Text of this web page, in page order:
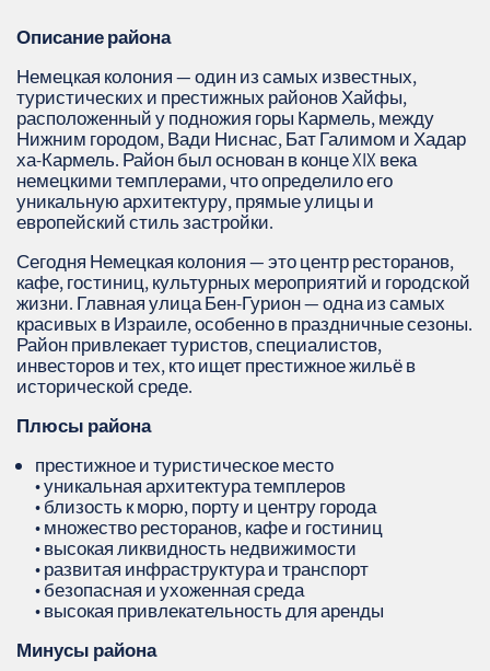
Описание района
Немецкая колония — один из самых известных,
туристических и престижных районов Хайфы,
расположенный у подножия горы Кармель, между
Нижним городом, Вади Ниснас, Бат Галимом и Хадар
ха‑Кармель. Район был основан в конце XIX века
немецкими темплерами, что определило его
уникальную архитектуру, прямые улицы и
европейский стиль застройки.
Сегодня Немецкая колония — это центр ресторанов,
кафе, гостиниц, культурных мероприятий и городской
жизни. Главная улица Бен‑Гурион — одна из самых
красивых в Израиле, особенно в праздничные сезоны.
Район привлекает туристов, специалистов,
инвесторов и тех, кто ищет престижное жильё в
исторической среде.
Плюсы района
престижное и туристическое место
• уникальная архитектура темплеров
• близость к морю, порту и центру города
• множество ресторанов, кафе и гостиниц
• высокая ликвидность недвижимости
• развитая инфраструктура и транспорт
• безопасная и ухоженная среда
• высокая привлекательность для аренды
Минусы района